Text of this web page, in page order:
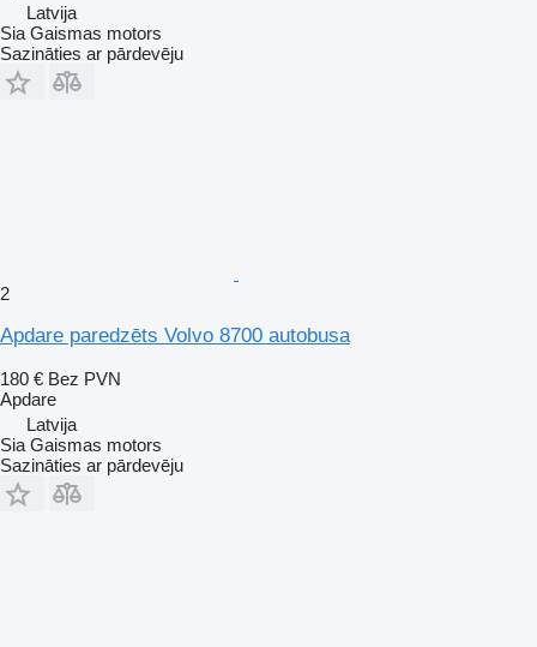
Latvija
Sia Gaismas motors
Sazināties ar pārdevēju
2
Apdare paredzēts Volvo 8700 autobusa
180 € Bez PVN
Apdare
Latvija
Sia Gaismas motors
Sazināties ar pārdevēju